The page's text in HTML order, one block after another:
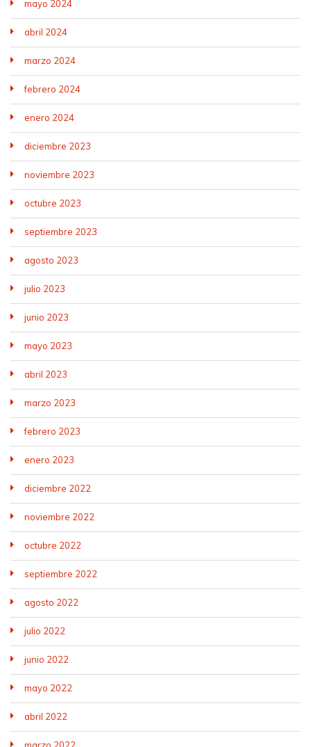
mayo 2024
abril 2024
marzo 2024
febrero 2024
enero 2024
diciembre 2023
noviembre 2023
octubre 2023
septiembre 2023
agosto 2023
julio 2023
junio 2023
mayo 2023
abril 2023
marzo 2023
febrero 2023
enero 2023
diciembre 2022
noviembre 2022
octubre 2022
septiembre 2022
agosto 2022
julio 2022
junio 2022
mayo 2022
abril 2022